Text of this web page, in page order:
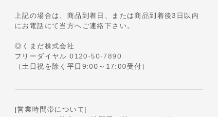
上記の場合は、商品到着日、または商品到着後3日以内
にお電話にて当方へご連絡下さい。
◎くまだ株式会社
フリーダイヤル0120-50-7890
（土日祝を除く平日9:00～17:00受付）
[営業時間帯について]